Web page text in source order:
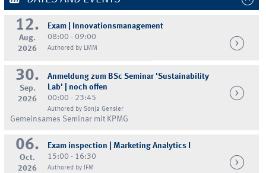
12.
Aug.
2026
Exam | Innovationsmanagement
08:00 - 09:00
Authored by LMM
30.
Sep.
2026
Anmeldung zum BSc Seminar 'Sustainability
Lab' | noch offen
00:00 - 23:45
Authored by Sonja Gensler
Gemeinsames Seminar mit KPMG
06.
Oct.
2026
Exam inspection | Marketing Analytics I
15:00 - 16:30
Authored by IFM